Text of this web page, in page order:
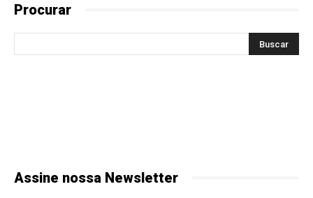
Procurar
Assine nossa Newsletter